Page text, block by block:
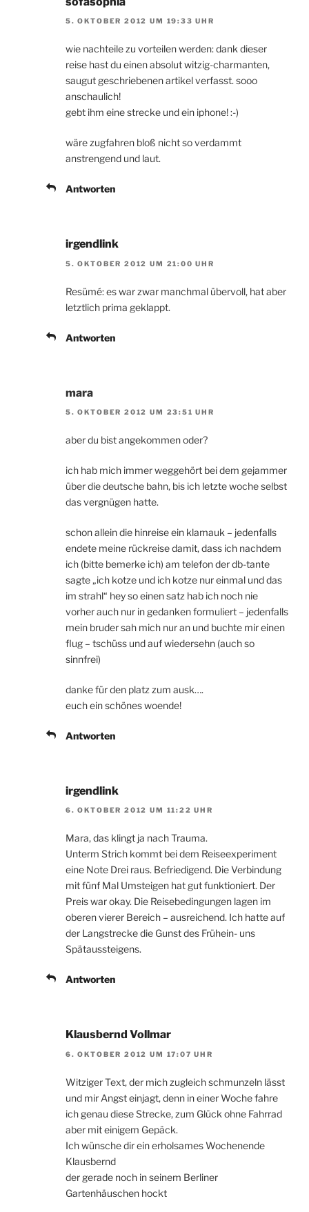
5. OKTOBER 2012 UM 19:33 UHR
wie nachteile zu vorteilen werden: dank dieser
reise hast du einen absolut witzig-charmanten,
saugut geschriebenen artikel verfasst. sooo
anschaulich!
gebt ihm eine strecke und ein iphone! :-)
wäre zugfahren bloß nicht so verdammt
anstrengend und laut.
Antworten
irgendlink
5. OKTOBER 2012 UM 21:00 UHR
Resümé: es war zwar manchmal übervoll, hat aber
letztlich prima geklappt.
Antworten
mara
5. OKTOBER 2012 UM 23:51 UHR
aber du bist angekommen oder?
ich hab mich immer weggehört bei dem gejammer
über die deutsche bahn, bis ich letzte woche selbst
das vergnügen hatte.
schon allein die hinreise ein klamauk – jedenfalls
endete meine rückreise damit, dass ich nachdem
ich (bitte bemerke ich) am telefon der db-tante
sagte „ich kotze und ich kotze nur einmal und das
im strahl“ hey so einen satz hab ich noch nie
vorher auch nur in gedanken formuliert – jedenfalls
mein bruder sah mich nur an und buchte mir einen
flug – tschüss und auf wiedersehn (auch so
sinnfrei)
danke für den platz zum ausk….
euch ein schönes woende!
Antworten
irgendlink
6. OKTOBER 2012 UM 11:22 UHR
Mara, das klingt ja nach Trauma.
Unterm Strich kommt bei dem Reiseexperiment
eine Note Drei raus. Befriedigend. Die Verbindung
mit fünf Mal Umsteigen hat gut funktioniert. Der
Preis war okay. Die Reisebedingungen lagen im
oberen vierer Bereich – ausreichend. Ich hatte auf
der Langstrecke die Gunst des Frühein- uns
Spätaussteigens.
Antworten
Klausbernd Vollmar
6. OKTOBER 2012 UM 17:07 UHR
Witziger Text, der mich zugleich schmunzeln lässt
und mir Angst einjagt, denn in einer Woche fahre
ich genau diese Strecke, zum Glück ohne Fahrrad
aber mit einigem Gepäck.
Ich wünsche dir ein erholsames Wochenende
Klausbernd
der gerade noch in seinem Berliner
Gartenhäuschen hockt